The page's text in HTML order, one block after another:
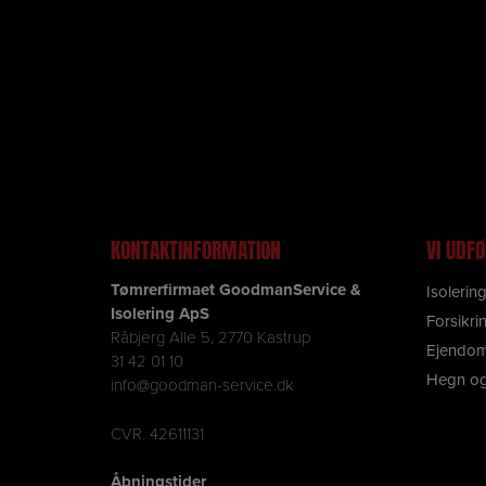
KONTAKTINFORMATION
Tømrerfirmaet GoodmanService &
Isolering ApS
Råbjerg Alle 5, 2770 Kastrup
31 42 01 10
info@goodman-service.dk
CVR. 42611131
Åbningstider
VI
Isolering
Hegn